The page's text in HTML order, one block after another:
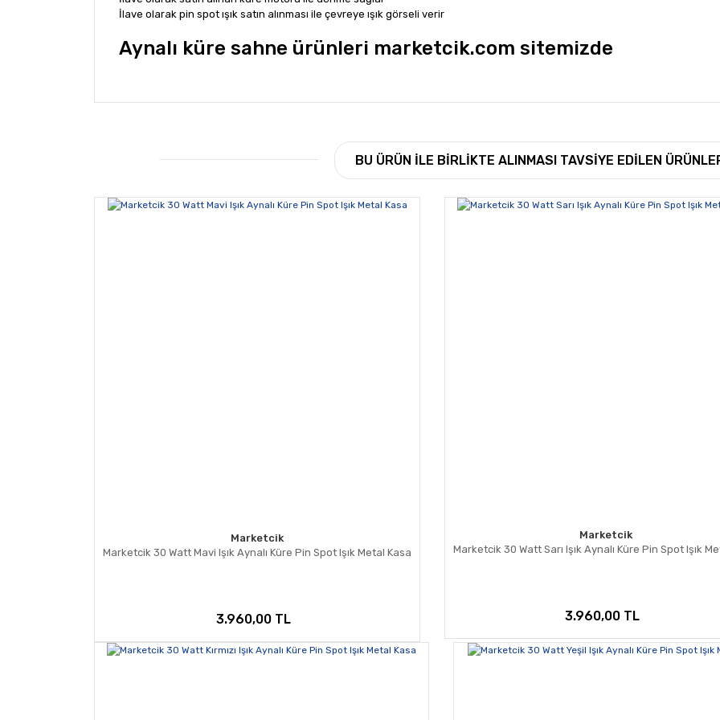
İlave olarak pin spot ışık satın alınması ile çevreye ışık görseli verir
Aynalı küre sahne ürünleri marketcik.com sitemizde
Yorum Yaz
Bu ürünün fiyat bilgisi, resim, ürün açıklamalarında ve diğer konularda yetersiz gördüğünüz noktaları öneri formunu
Ürün resmi kalitesiz, bozuk veya görüntülenemiyor.
Ürün bilgilerinde hatalar bulunuyor.
BU ÜRÜN İLE BİRLİKTE ALINMASI TAVSİYE EDİLEN
Marketcik
Marketcik 30 Watt Mavi Işık Aynalı Küre Pin Spot Işık Metal Kasa
3.960,00 TL
Marketcik
Marketcik 30 Watt Sarı Işık Aynalı Küre Pin Spot Işık
3.960,00 TL